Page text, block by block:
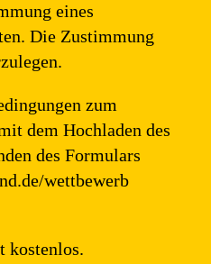
eines
Die Zustimmung
zum
dem Hochladen des
des Formulars
wettbewerb
kostenlos.